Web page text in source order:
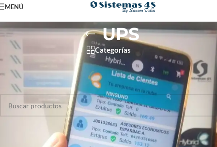
MENÚ
UPS
Categorías
Portada
No se encontraron productos que concuerden con la selección.